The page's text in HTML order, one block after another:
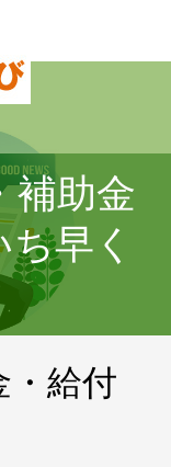
補助金
早く
・給付